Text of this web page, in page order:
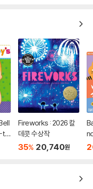
th
Fireworks : 2026 칼
데콧 수상작
35% 20,740원